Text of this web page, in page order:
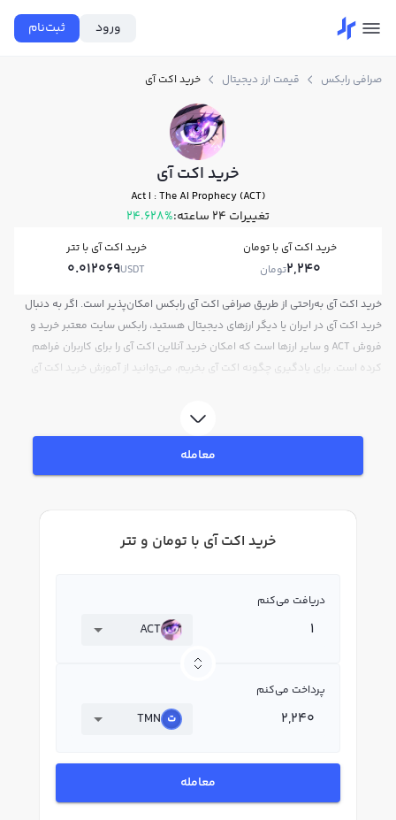
ورود ثبت‌نام
صرافی رابکس قیمت ارز دیجیتال خرید اکت آی
خرید اکت آی
Act I : The AI Prophecy (ACT)
تغییرات ۲۴ ساعته: 24.628%
خرید اکت آی با تومان
2,240تومان
خرید اکت آی با تتر
0.012069USDT
خرید اکت آی به‌راحتی از طریق صرافی اکت آی رابکس امکان‌پذیر است. اگر به دنبال
خرید اکت آی در ایران یا دیگر ارزهای دیجیتال هستید، رابکس سایت معتبر خرید و
فروش ACT و سایر ارزها است که امکان خرید آنلاین اکت آی را برای کاربران فراهم
کرده است. برای یادگیری چگونه اکت آی بخریم، می‌توانید از آموزش خرید اکت آی
در بازار رابکس، قیمت لحظه‌ای، نمودار و امکانات فروش اکت آی نیز در دسترس شما
قرار دارد تا بتوانید تصمیمات بهتری در معاملات خود بگیرید.
معامله
خرید اکت آی با تومان و تتر
دریافت می‌کنم
ACT
پرداخت می‌کنم
TMN
معامله